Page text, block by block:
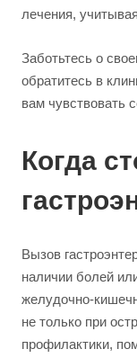
лечения,
Заботьтесь о
обратитесь в
вам чувствовать
Когда
Вызов
наличии болей
желудочно-
не только при
профилактики,